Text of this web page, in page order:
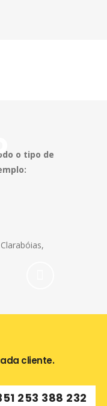
o tipo de
cliente.
253 388 232